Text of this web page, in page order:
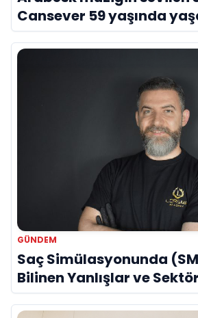
Cansever 59 yaşında
GÜNDEM
Saç Simülasyonunda
Bilinen Yanlışlar ve
Onur Akdeniz ile Özel